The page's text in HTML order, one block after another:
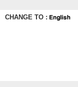
CHANGE TO :